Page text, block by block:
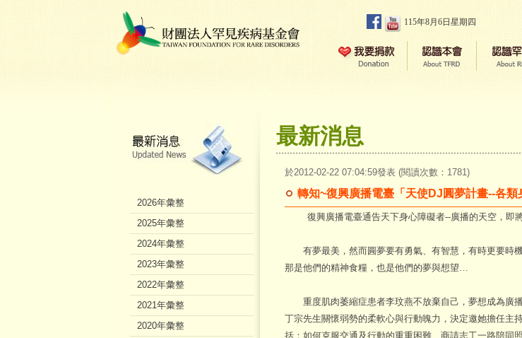
115年8月6日星期四
最新消息
於2012-02-22 07:04:59發表 (閱讀次數：1781)
轉知~復興廣播電臺「天使DJ圓夢計畫--各類
復興廣播電臺通告天下身心障礙者--廣播的天空，即
有夢最美，然而圓夢要有勇氣、有智慧，有時更要時機
那是他們的精神食糧，也是他們的夢與想望…
重度肌肉萎縮症患者李玟燕不放棄自己，夢想成為廣
丁宗先生關懷弱勢的柔軟心與行動魄力，決定邀她擔任主
括：如何克服交通及行動的重重困難、商請志工一路陪同
2026年彙整
2025年彙整
2024年彙整
2023年彙整
2022年彙整
2021年彙整
2020年彙整